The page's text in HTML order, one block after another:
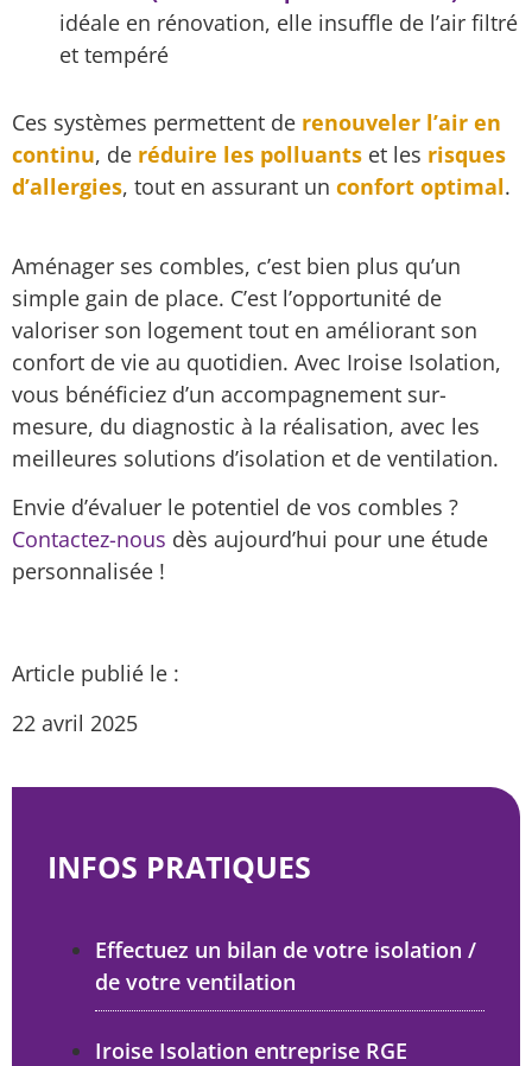
idéale en rénovation, elle insuffle de l’air filtré
et tempéré
Ces systèmes permettent de renouveler l’air en
continu, de réduire les polluants et les risques
d’allergies, tout en assurant un confort optimal.
Aménager ses combles, c’est bien plus qu’un
simple gain de place. C’est l’opportunité de
valoriser son logement tout en améliorant son
confort de vie au quotidien. Avec Iroise Isolation,
vous bénéficiez d’un accompagnement sur-
mesure, du diagnostic à la réalisation, avec les
meilleures solutions d’isolation et de ventilation.
Envie d’évaluer le potentiel de vos combles ?
Contactez-nous dès aujourd’hui pour une étude
personnalisée !
Article publié le :
22 avril 2025
INFOS PRATIQUES
Effectuez un bilan de votre isolation /
de votre ventilation
Iroise Isolation entreprise RGE